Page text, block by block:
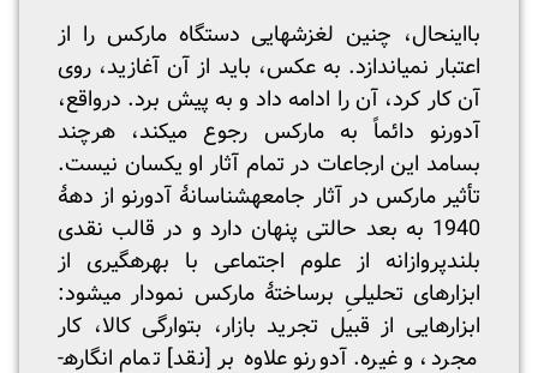
بااین­حال، چنین لغزش­هایی دستگاه مارکس را از
اعتبار نمی­اندازد. به­ عکس، باید از آن آغازید، روی
آن کار کرد، آن را ادامه داد و به پیش برد. درواقع،
آدورنو دائماً به مارکس رجوع می­کند، هرچند
بسامد این ارجاعات در تمام آثار او یکسان نیست.
تأثیر مارکس در آثار جامعه­شناسانۀ آدورنو از دهۀ
1940 به بعد حالتی پنهان دارد و در قالب نقدی
بلندپروازانه از علوم اجتماعی با بهره­گیری از
ابزارهای تحلیلیِ برساختۀ مارکس نمودار می­شود:
ابزارهایی از قبیل تجرید بازار، بتوارگی کالا، کار
مجرد، و غیره. آدورنو علاوه بر [نقد] تمام انگاره­